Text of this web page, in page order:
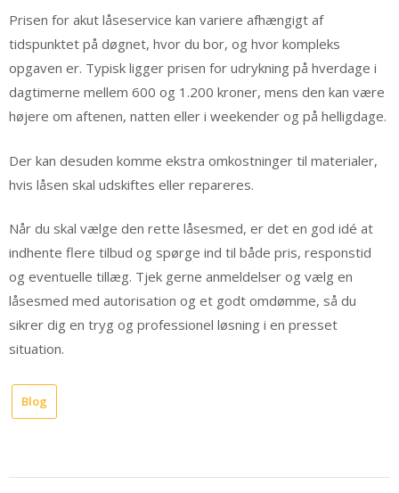
Prisen for akut låseservice kan variere afhængigt af
tidspunktet på døgnet, hvor du bor, og hvor kompleks
opgaven er. Typisk ligger prisen for udrykning på hverdage i
dagtimerne mellem 600 og 1.200 kroner, mens den kan være
højere om aftenen, natten eller i weekender og på helligdage.
Der kan desuden komme ekstra omkostninger til materialer,
hvis låsen skal udskiftes eller repareres.
Når du skal vælge den rette låsesmed, er det en god idé at
indhente flere tilbud og spørge ind til både pris, responstid
og eventuelle tillæg. Tjek gerne anmeldelser og vælg en
låsesmed med autorisation og et godt omdømme, så du
sikrer dig en tryg og professionel løsning i en presset
situation.
Blog